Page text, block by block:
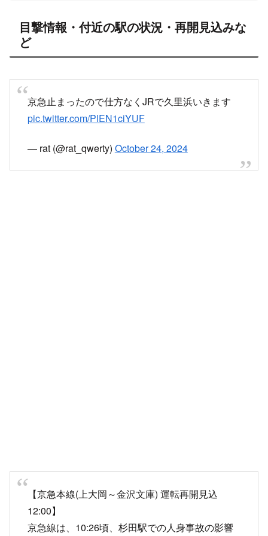
目撃情報・付近の駅の状況・再開見込みな
ど
京急止まったので仕方なくJRで久里浜いきます
pic.twitter.com/PlEN1ciYUF
— rat (@rat_qwerty) October 24, 2024
【京急本線(上大岡～金沢文庫) 運転再開見込
12:00】
京急線は、10:26頃、杉田駅での人身事故の影響